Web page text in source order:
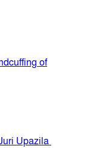
of
Upazila